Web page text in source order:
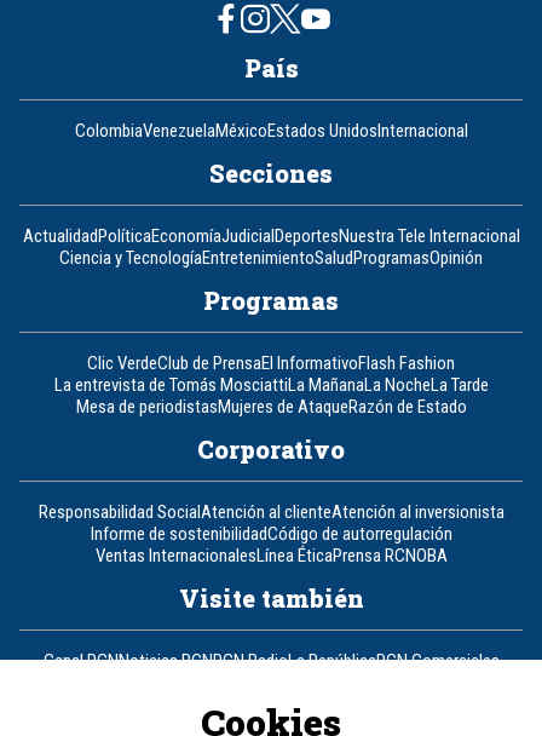
País
ColombiaVenezuelaMéxicoEstados UnidosInternacional
Secciones
ActualidadPolíticaEconomíaJudicialDeportesNuestra Tele Internacional
Ciencia y TecnologíaEntretenimientoSaludProgramasOpinión
Programas
Clic VerdeClub de PrensaEl InformativoFlash Fashion
La entrevista de Tomás MosciattiLa MañanaLa NocheLa Tarde
Mesa de periodistasMujeres de AtaqueRazón de Estado
Corporativo
Responsabilidad SocialAtención al clienteAtención al inversionista
Informe de sostenibilidadCódigo de autorregulación
Ventas InternacionalesLínea ÉticaPrensa RCNOBA
Visite también
Canal RCNNoticias RCNRCN RadioLa RepúblicaRCN Comerciales
Un producto de RCN Televisión
Cookies